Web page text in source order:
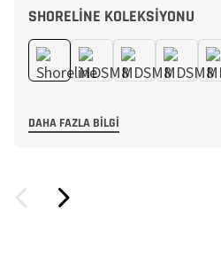
SHORELINE KOLEKSIYONU
DAHA FAZLA BILGI